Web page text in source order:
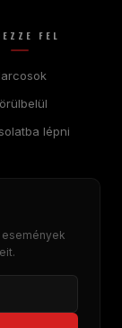
FEL
lépni